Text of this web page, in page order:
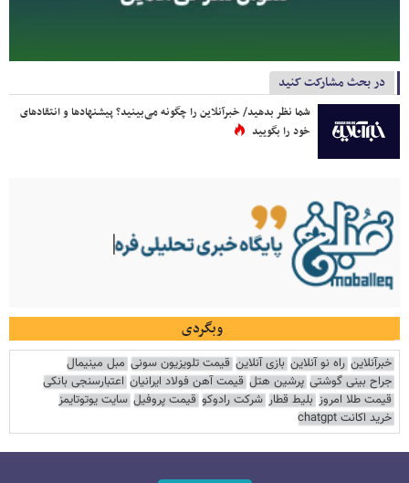
در بحث مشارکت کنید
شما نظر بدهید/ خبرآنلاین را چگونه می‌بینید؟ پیشنهادها و انتقادهای
خود را بگویید
وبگردی
خبرآنلاین راه نو آنلاین بازی آنلاین قیمت تلویزیون سونی مبل مینیمال
جراح بینی گوشتی پرشین هتل قیمت آهن فولاد ایرانیان اعتبارسنجی بانکی
قیمت طلا امروز بلیط قطار شرکت رادوکو قیمت پروفیل سایت یوتوتایمز
خرید اکانت chatgpt